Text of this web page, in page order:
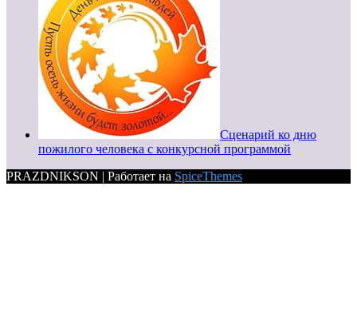
Сценарий ко дню
пожилого человека с конкурсной программой
PRAZDNIKSON | Работает на SpiceThemes